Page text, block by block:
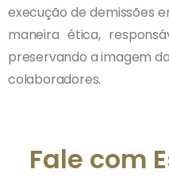
execução de demissões
maneira ética,
preservando a imagem
colaboradores.
Fale com